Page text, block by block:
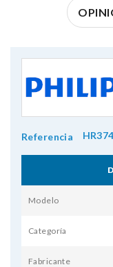
Referencia
Modelo
Categoría
Fabricante